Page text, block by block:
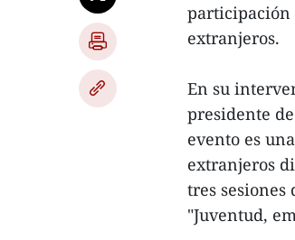
participación
extranjeros.
En su
presidente
evento es
extranjeros
tres
"Juventud,